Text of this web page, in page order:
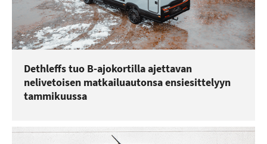
Dethleffs tuo B-ajokortilla ajettavan
nelivetoisen matkailuautonsa ensiesittelyyn
tammikuussa